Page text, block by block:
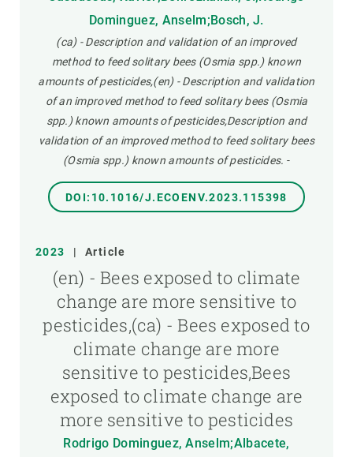
Dominguez, Anselm;Bosch, J.
(ca) - Description and validation of an improved
method to feed solitary bees (Osmia spp.) known
amounts of pesticides,(en) - Description and validation
of an improved method to feed solitary bees (Osmia
spp.) known amounts of pesticides,Description and
validation of an improved method to feed solitary bees
(Osmia spp.) known amounts of pesticides. -
DOI:10.1016/J.ECOENV.2023.115398
2023 | Article
(en) - Bees exposed to climate
change are more sensitive to
pesticides,(ca) - Bees exposed to
climate change are more
sensitive to pesticides,Bees
exposed to climate change are
more sensitive to pesticides
Rodrigo Dominguez, Anselm;Albacete,